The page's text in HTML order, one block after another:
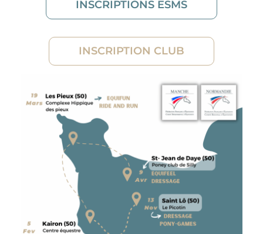
INSCRIPTIONS ESMS
INSCRIPTION CLUB